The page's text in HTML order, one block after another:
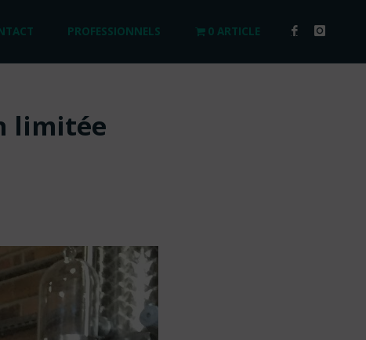
PROFESSIONNELS 0 ARTICLE
limitée